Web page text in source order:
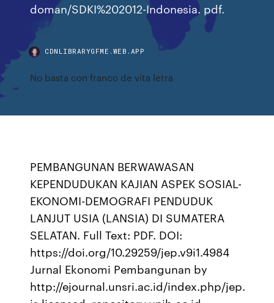
doman/SDKI%202012-Indonesia. pdf.
CDNLIBRARYGFME.WEB.APP
No basta con franco de vita letra
PEMBANGUNAN BERWAWASAN
KEPENDUDUKAN KAJIAN ASPEK SOSIAL-
EKONOMI-DEMOGRAFI PENDUDUK
LANJUT USIA (LANSIA) DI SUMATERA
SELATAN. Full Text: PDF. DOI:
https://doi.org/10.29259/jep.v9i1.4984
Jurnal Ekonomi Pembangunan by
http://ejournal.unsri.ac.id/index.php/jep.